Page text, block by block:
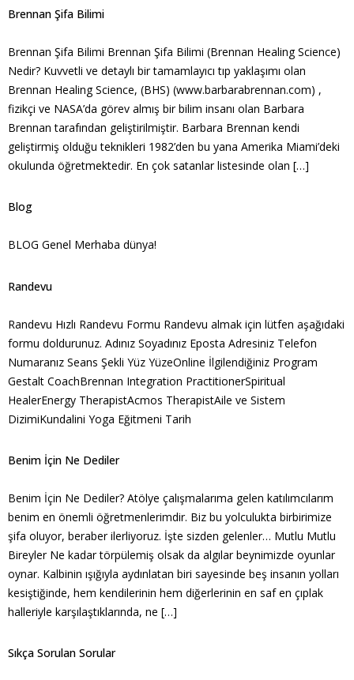
Brennan Şifa Bilimi
Brennan Şifa Bilimi Brennan Şifa Bilimi (Brennan Healing Science)
Nedir? Kuvvetli ve detaylı bir tamamlayıcı tıp yaklaşımı olan
Brennan Healing Science, (BHS) (www.barbarabrennan.com) ,
fizikçi ve NASA’da görev almış bir bilim insanı olan Barbara
Brennan tarafından geliştirilmiştir. Barbara Brennan kendi
geliştirmiş olduğu teknikleri 1982’den bu yana Amerika Miami’deki
okulunda öğretmektedir. En çok satanlar listesinde olan […]
Blog
BLOG Genel Merhaba dünya!
Randevu
Randevu Hızlı Randevu Formu Randevu almak için lütfen aşağıdaki
formu doldurunuz. Adınız Soyadınız Eposta Adresiniz Telefon
Numaranız Seans Şekli Yüz YüzeOnline İlgilendiğiniz Program
Gestalt CoachBrennan Integration PractitionerSpiritual
HealerEnergy TherapistAcmos TherapistAile ve Sistem
DizimiKundalini Yoga Eğitmeni Tarih
Benim İçin Ne Dediler
Benim İçin Ne Dediler? Atölye çalışmalarıma gelen katılımcılarım
benim en önemli öğretmenlerimdir. Biz bu yolculukta birbirimize
şifa oluyor, beraber ilerliyoruz. İşte sizden gelenler… Mutlu Mutlu
Bireyler Ne kadar törpülemiş olsak da algılar beynimizde oyunlar
oynar. Kalbinin ışığıyla aydınlatan biri sayesinde beş insanın yolları
kesiştiğinde, hem kendilerinin hem diğerlerinin en saf en çıplak
halleriyle karşılaştıklarında, ne […]
Sıkça Sorulan Sorular